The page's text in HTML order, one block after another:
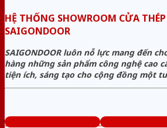
HỆ THỐNG SHOWROOM CỬA
SAIGONDOOR
SAIGONDOOR luôn nỗ lực mang đến
hàng những sản phẩm công nghệ cao
tiện ích, sáng tạo cho cộng đồng một
www.cuathepcuago.com Tổng đài tư vấn